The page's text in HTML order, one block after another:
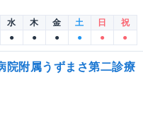
水 木 金 土 日
祝
● ● ● ● ● ●
院附属うずまさ第二診療